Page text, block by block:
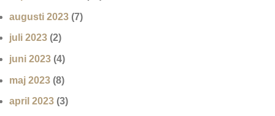
augusti 2023 (7)
juli 2023 (2)
juni 2023 (4)
maj 2023 (8)
april 2023 (3)